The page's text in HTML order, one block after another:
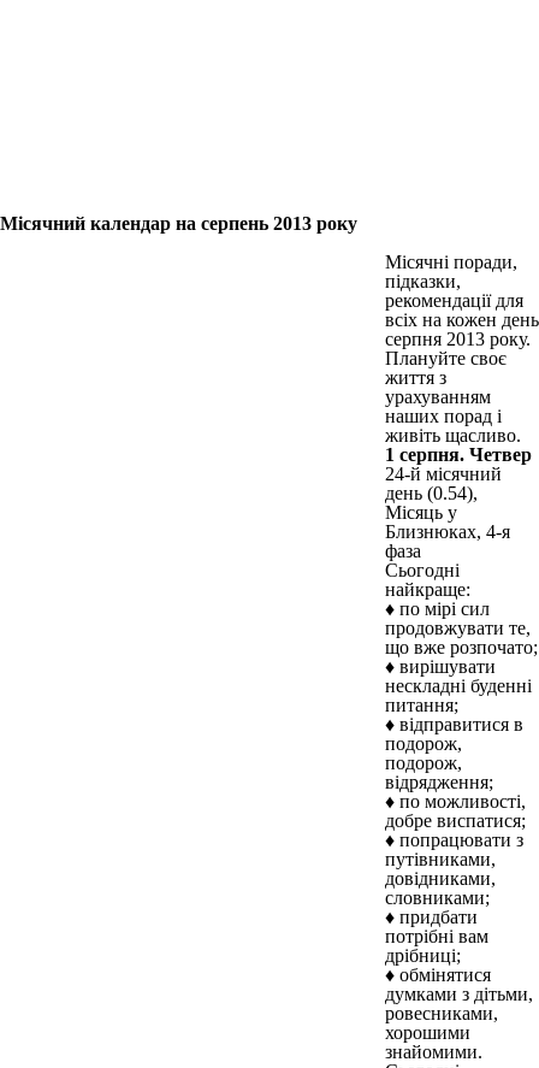
Місячний календар на серпень 2013 року
Місячні поради,
підказки,
рекомендації для
всіх на кожен день
серпня 2013 року.
Плануйте своє
життя з
урахуванням
наших порад і
живіть щасливо.
1 серпня. Четвер
24-й місячний
день (0.54),
Місяць у
Близнюках, 4-я
фаза
Сьогодні
найкраще:
♦ по мірі сил
продовжувати те,
що вже розпочато;
♦ вирішувати
нескладні буденні
питання;
♦ відправитися в
подорож,
подорож,
відрядження;
♦ по можливості,
добре виспатися;
♦ попрацювати з
путівниками,
довідниками,
словниками;
♦ придбати
потрібні вам
дрібниці;
♦ обмінятися
думками з дітьми,
ровесниками,
хорошими
знайомими.